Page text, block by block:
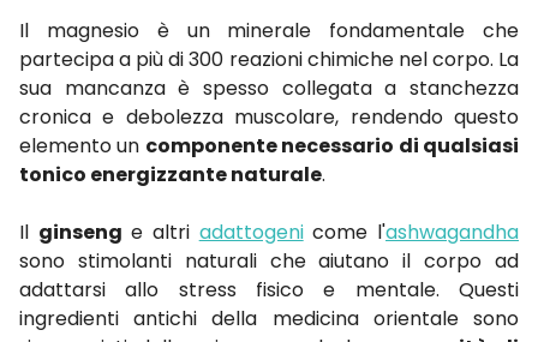
Il magnesio è un minerale fondamentale che
partecipa a più di 300 reazioni chimiche nel corpo. La
sua mancanza è spesso collegata a stanchezza
cronica e debolezza muscolare, rendendo questo
elemento un componente necessario di qualsiasi
tonico energizzante naturale.
Il ginseng e altri adattogenicome l'ashwagandha
sono stimolanti naturali che aiutano il corpo ad
adattarsi allo stress fisico e mentale. Questi
ingredienti antichi della medicina orientale sono